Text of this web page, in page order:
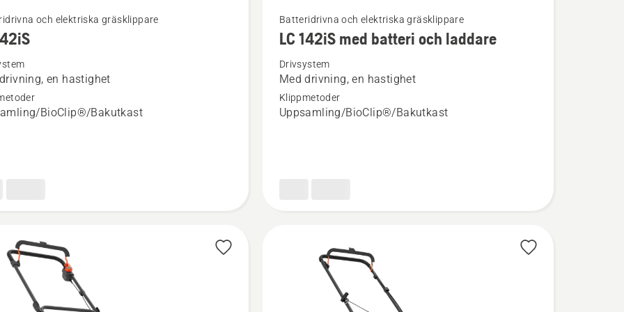
och elektriska gräsklippare
en hastighet
BioClip®/Bakutkast
information
om
LC 142iS
med
Batteridrivna och elektriska gräsklippare
LC 142iS med batteri och laddare
Drivsystem
Med drivning, en hastighet
Klippmetoder
Uppsamling/BioClip®/Bakutkast